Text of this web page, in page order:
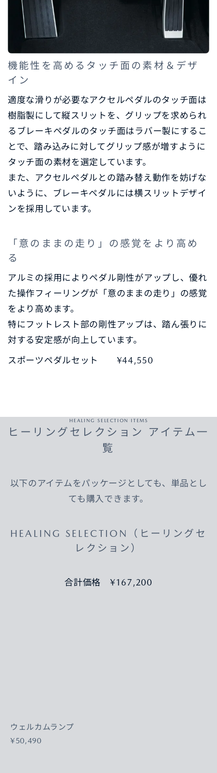
機能性を高めるタッチ面の素材＆デザ
イン
適度な滑りが必要なアクセルペダルのタッチ面は
樹脂製にして縦スリットを、グリップを求められ
るブレーキペダルのタッチ面はラバー製にするこ
とで、踏み込みに対してグリップ感が増すように
タッチ面の素材を選定しています。
また、アクセルペダルとの踏み替え動作を妨げな
いように、ブレーキペダルには横スリットデザイ
ンを採用しています。
「意のままの走り」の感覚をより高め
る
アルミの採用によりペダル剛性がアップし、優れ
た操作フィーリングが「意のままの走り」の感覚
をより高めます。
特にフットレスト部の剛性アップは、踏ん張りに
対する安定感が向上しています。
スポーツペダルセット ¥44,550
HEALING SELECTION ITEMS
ヒーリングセレクション アイテム一
覧
以下のアイテムをパッケージとしても、単品とし
ても購入できます。
HEALING SELECTION（ヒーリングセ
レクション）
合計価格 ¥167,200
ウェルカムランプ
¥50,490